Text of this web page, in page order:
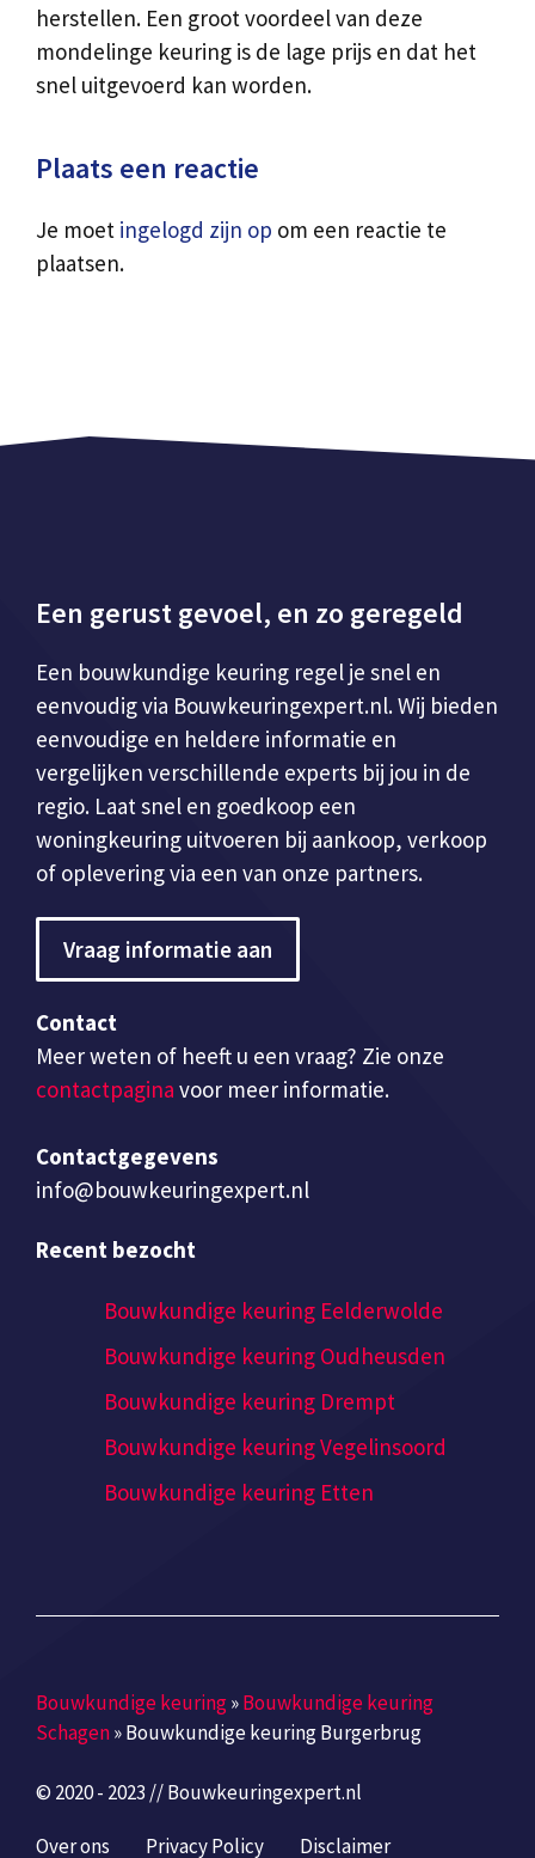
herstellen. Een groot voordeel van deze
mondelinge keuring is de lage prijs en dat het
snel uitgevoerd kan worden.
Plaats een reactie
Je moet ingelogd zijn op om een reactie te
plaatsen.
Een gerust gevoel, en zo geregeld
Een bouwkundige keuring regel je snel en
eenvoudig via Bouwkeuringexpert.nl. Wij bieden
eenvoudige en heldere informatie en
vergelijken verschillende experts bij jou in de
regio. Laat snel en goedkoop een
woningkeuring uitvoeren bij aankoop, verkoop
of oplevering via een van onze partners.
Vraag informatie aan
Contact
Meer weten of heeft u een vraag? Zie onze
contactpagina voor meer informatie.
Contactgegevens
info@bouwkeuringexpert.nl
Recent bezocht
Bouwkundige keuring Eelderwolde
Bouwkundige keuring Oudheusden
Bouwkundige keuring Drempt
Bouwkundige keuring Vegelinsoord
Bouwkundige keuring Etten
Bouwkundige keuring»Bouwkundige keuring
Schagen»Bouwkundige keuring Burgerbrug
© 2020 - 2023 // Bouwkeuringexpert.nl
Over ons Privacy Policy Disclaimer